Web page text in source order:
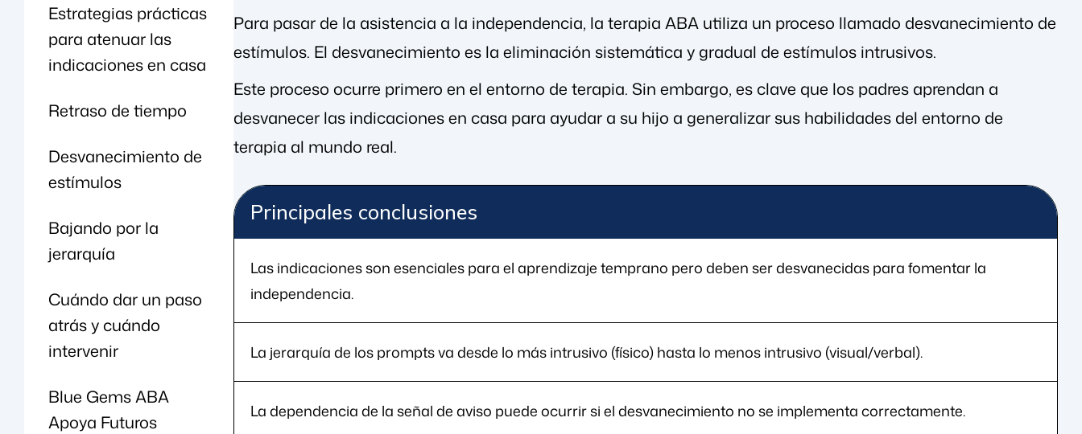
Estrategias prácticas
para atenuar las
indicaciones en casa
Retraso de tiempo
Desvanecimiento de
estímulos
Bajando por la
jerarquía
Cuándo dar un paso
atrás y cuándo
intervenir
Blue Gems ABA
Apoya Futuros
Para pasar de la asistencia a la independencia, la terapia ABA utiliza un proceso llamado desvanecimiento de
estímulos. El desvanecimiento es la eliminación sistemática y gradual de estímulos intrusivos.
Este proceso ocurre primero en el entorno de terapia. Sin embargo, es clave que los padres aprendan a
desvanecer las indicaciones en casa para ayudar a su hijo a generalizar sus habilidades del entorno de
terapia al mundo real.
Principales conclusiones
Las indicaciones son esenciales para el aprendizaje temprano pero deben ser desvanecidas para fomentar la
independencia.
La jerarquía de los prompts va desde lo más intrusivo (físico) hasta lo menos intrusivo (visual/verbal).
La dependencia de la señal de aviso puede ocurrir si el desvanecimiento no se implementa correctamente.